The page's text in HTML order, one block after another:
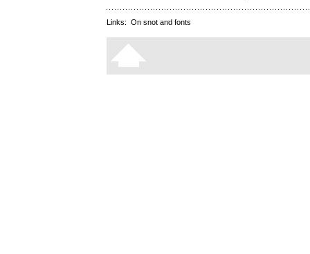
Links: On snot and fonts